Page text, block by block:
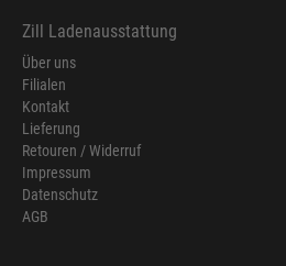
Zill Ladenausstattung
Über uns
Filialen
Kontakt
Lieferung
Retouren / Widerruf
Impressum
Datenschutz
AGB